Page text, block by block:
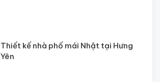
Thiết kế nhà phố mái Nhật tại Hưng
Yên